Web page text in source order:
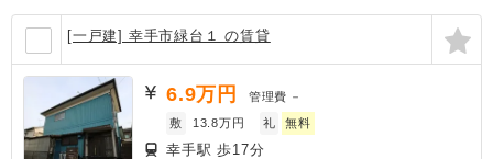
[一戸建] 幸手市緑台１ の賃貸
6.9万円 管理費 －
敷
13.8万円 礼 無料
幸手駅 歩17分